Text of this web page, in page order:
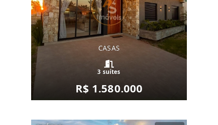
CASAS
3 suítes
R$ 1.580.000